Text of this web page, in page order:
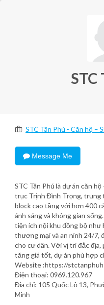
STC
STC Tân Phú - Căn hộ –
Message Me
STC Tân Phú là dự án căn
trục Trịnh Đình Trọng, trung
block cao tầng với hơn 400
ánh sáng và không gian
tiện ích nội khu đồng bộ như
thương mại và an ninh 24/7,
cho cư dân. Với vị trí đắc
tăng giá tốt, dự án phù hợp
Website :https://
Điện thoại: 0969.120.967
Địa chỉ: 105 Quốc Lộ 13,
Minh